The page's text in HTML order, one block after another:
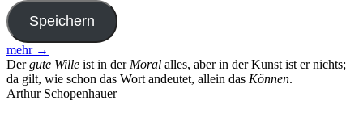
mehr →
Dergute Wille ist in der Moral alles, aber in der Kunst ist er nichts;
da gilt, wie schon das Wort andeutet, allein das Können.
Arthur Schopenhauer